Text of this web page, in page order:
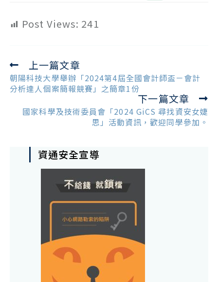
Post Views: 241
Read
more
articles
上一篇文章
朝陽科技大學舉辦「2024第4屆全國會計師盃－會計
分析達人個案簡報競賽」之簡章1份
下一篇文章
國家科學及技術委員會「2024 GiCS 尋找資安女婕
思」活動資訊，歡迎同學參加。
資通安全宣導